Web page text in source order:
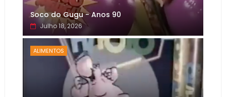
Soco do Gugu - Anos 90
Julho 18, 2026
ALIMENTOS